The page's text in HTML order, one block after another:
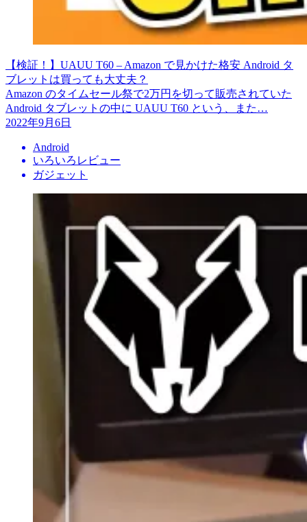
【検証！】UAUU T60 – Amazon で見かけた格安 Android タ
ブレットは買っても大丈夫？
Amazon のタイムセール祭で2万円を切って販売されていた
Android タブレットの中に UAUU T60 という、また…
2022年9月6日
Android
いろいろレビュー
ガジェット